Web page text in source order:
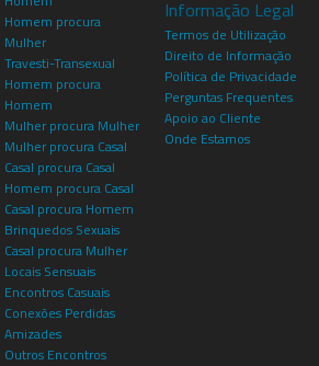
Homem procura
Mulher
Travesti-Transexual
Homem procura
Homem
Mulher procura Mulher
Mulher procura Casal
Casal procura Casal
Homem procura Casal
Casal procura Homem
Brinquedos Sexuais
Casal procura Mulher
Locais Sensuais
Encontros Casuais
Conexões Perdidas
Amizades
Outros Encontros
Informação Legal
Termos de Utilização
Direito de Informação
Política de Privacidade
Perguntas Frequentes
Apoio ao Cliente
Onde Estamos